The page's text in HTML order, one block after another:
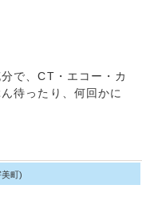
で、CT・エコー・カ
待ったり、何回かに
町)